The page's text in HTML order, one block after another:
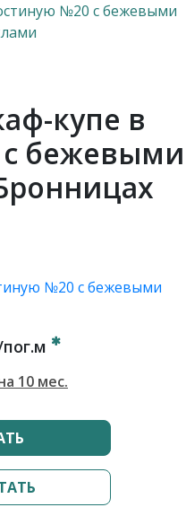
№20 с бежевыми
купе в
бежевыми
10 мес.